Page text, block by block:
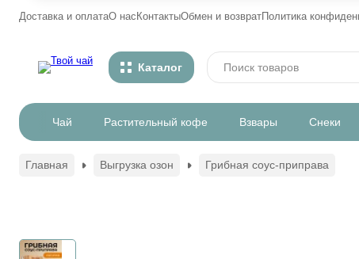
Доставка и оплатаО насКонтактыОбмен и возвратПолитика
Каталог
Чай Растительный кофе Взвары Снеки
Главная Выгрузка озон Грибная соус-приправа